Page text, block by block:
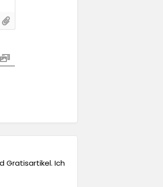
Gratisartikel. Ich